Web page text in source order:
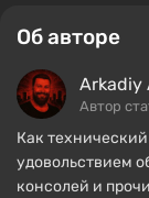
Об авторе
Arkadiy
Автор
Как
удовольствием
консолей и